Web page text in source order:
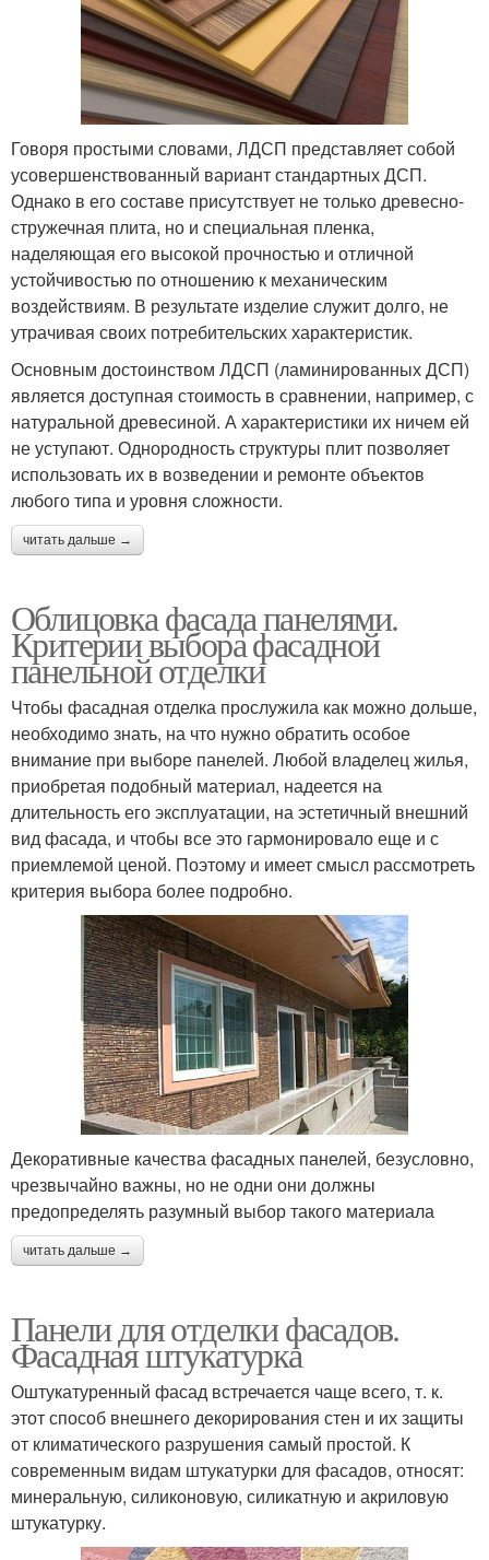
Говоря простыми словами, ЛДСП представляет собой
усовершенствованный вариант стандартных ДСП.
Однако в его составе присутствует не только древесно-
стружечная плита, но и специальная пленка,
наделяющая его высокой прочностью и отличной
устойчивостью по отношению к механическим
воздействиям. В результате изделие служит долго, не
утрачивая своих потребительских характеристик.
Основным достоинством ЛДСП (ламинированных ДСП)
является доступная стоимость в сравнении, например, с
натуральной древесиной. А характеристики их ничем ей
не уступают. Однородность структуры плит позволяет
использовать их в возведении и ремонте объектов
любого типа и уровня сложности.
читать дальше →
Облицовка фасада панелями.
Критерии выбора фасадной
панельной отделки
Чтобы фасадная отделка прослужила как можно дольше,
необходимо знать, на что нужно обратить особое
внимание при выборе панелей. Любой владелец жилья,
приобретая подобный материал, надеется на
длительность его эксплуатации, на эстетичный внешний
вид фасада, и чтобы все это гармонировало еще и с
приемлемой ценой. Поэтому и имеет смысл рассмотреть
критерия выбора более подробно.
Декоративные качества фасадных панелей, безусловно,
чрезвычайно важны, но не одни они должны
предопределять разумный выбор такого материала
читать дальше →
Панели для отделки фасадов.
Фасадная штукатурка
Оштукатуренный фасад встречается чаще всего, т. к.
этот способ внешнего декорирования стен и их защиты
от климатического разрушения самый простой. К
современным видам штукатурки для фасадов, относят:
минеральную, силиконовую, силикатную и акриловую
штукатурку.